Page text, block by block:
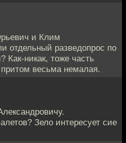
и Клим
отдельный разведопрос по
Как-никак, тоже часть
весьма немалая.
Зело интересует сие